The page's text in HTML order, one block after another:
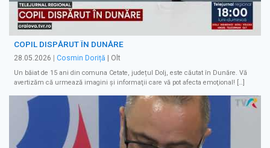
COPIL DISPĂRUT ÎN DUNĂRE
28.05.2026 | Cosmin Doriță | Olt
Un băiat de 15 ani din comuna Cetate, județul Dolj, este căutat în Dunăre. Vă
avertizăm că urmează imagini şi informaţii care vă pot afecta emoţional! […]